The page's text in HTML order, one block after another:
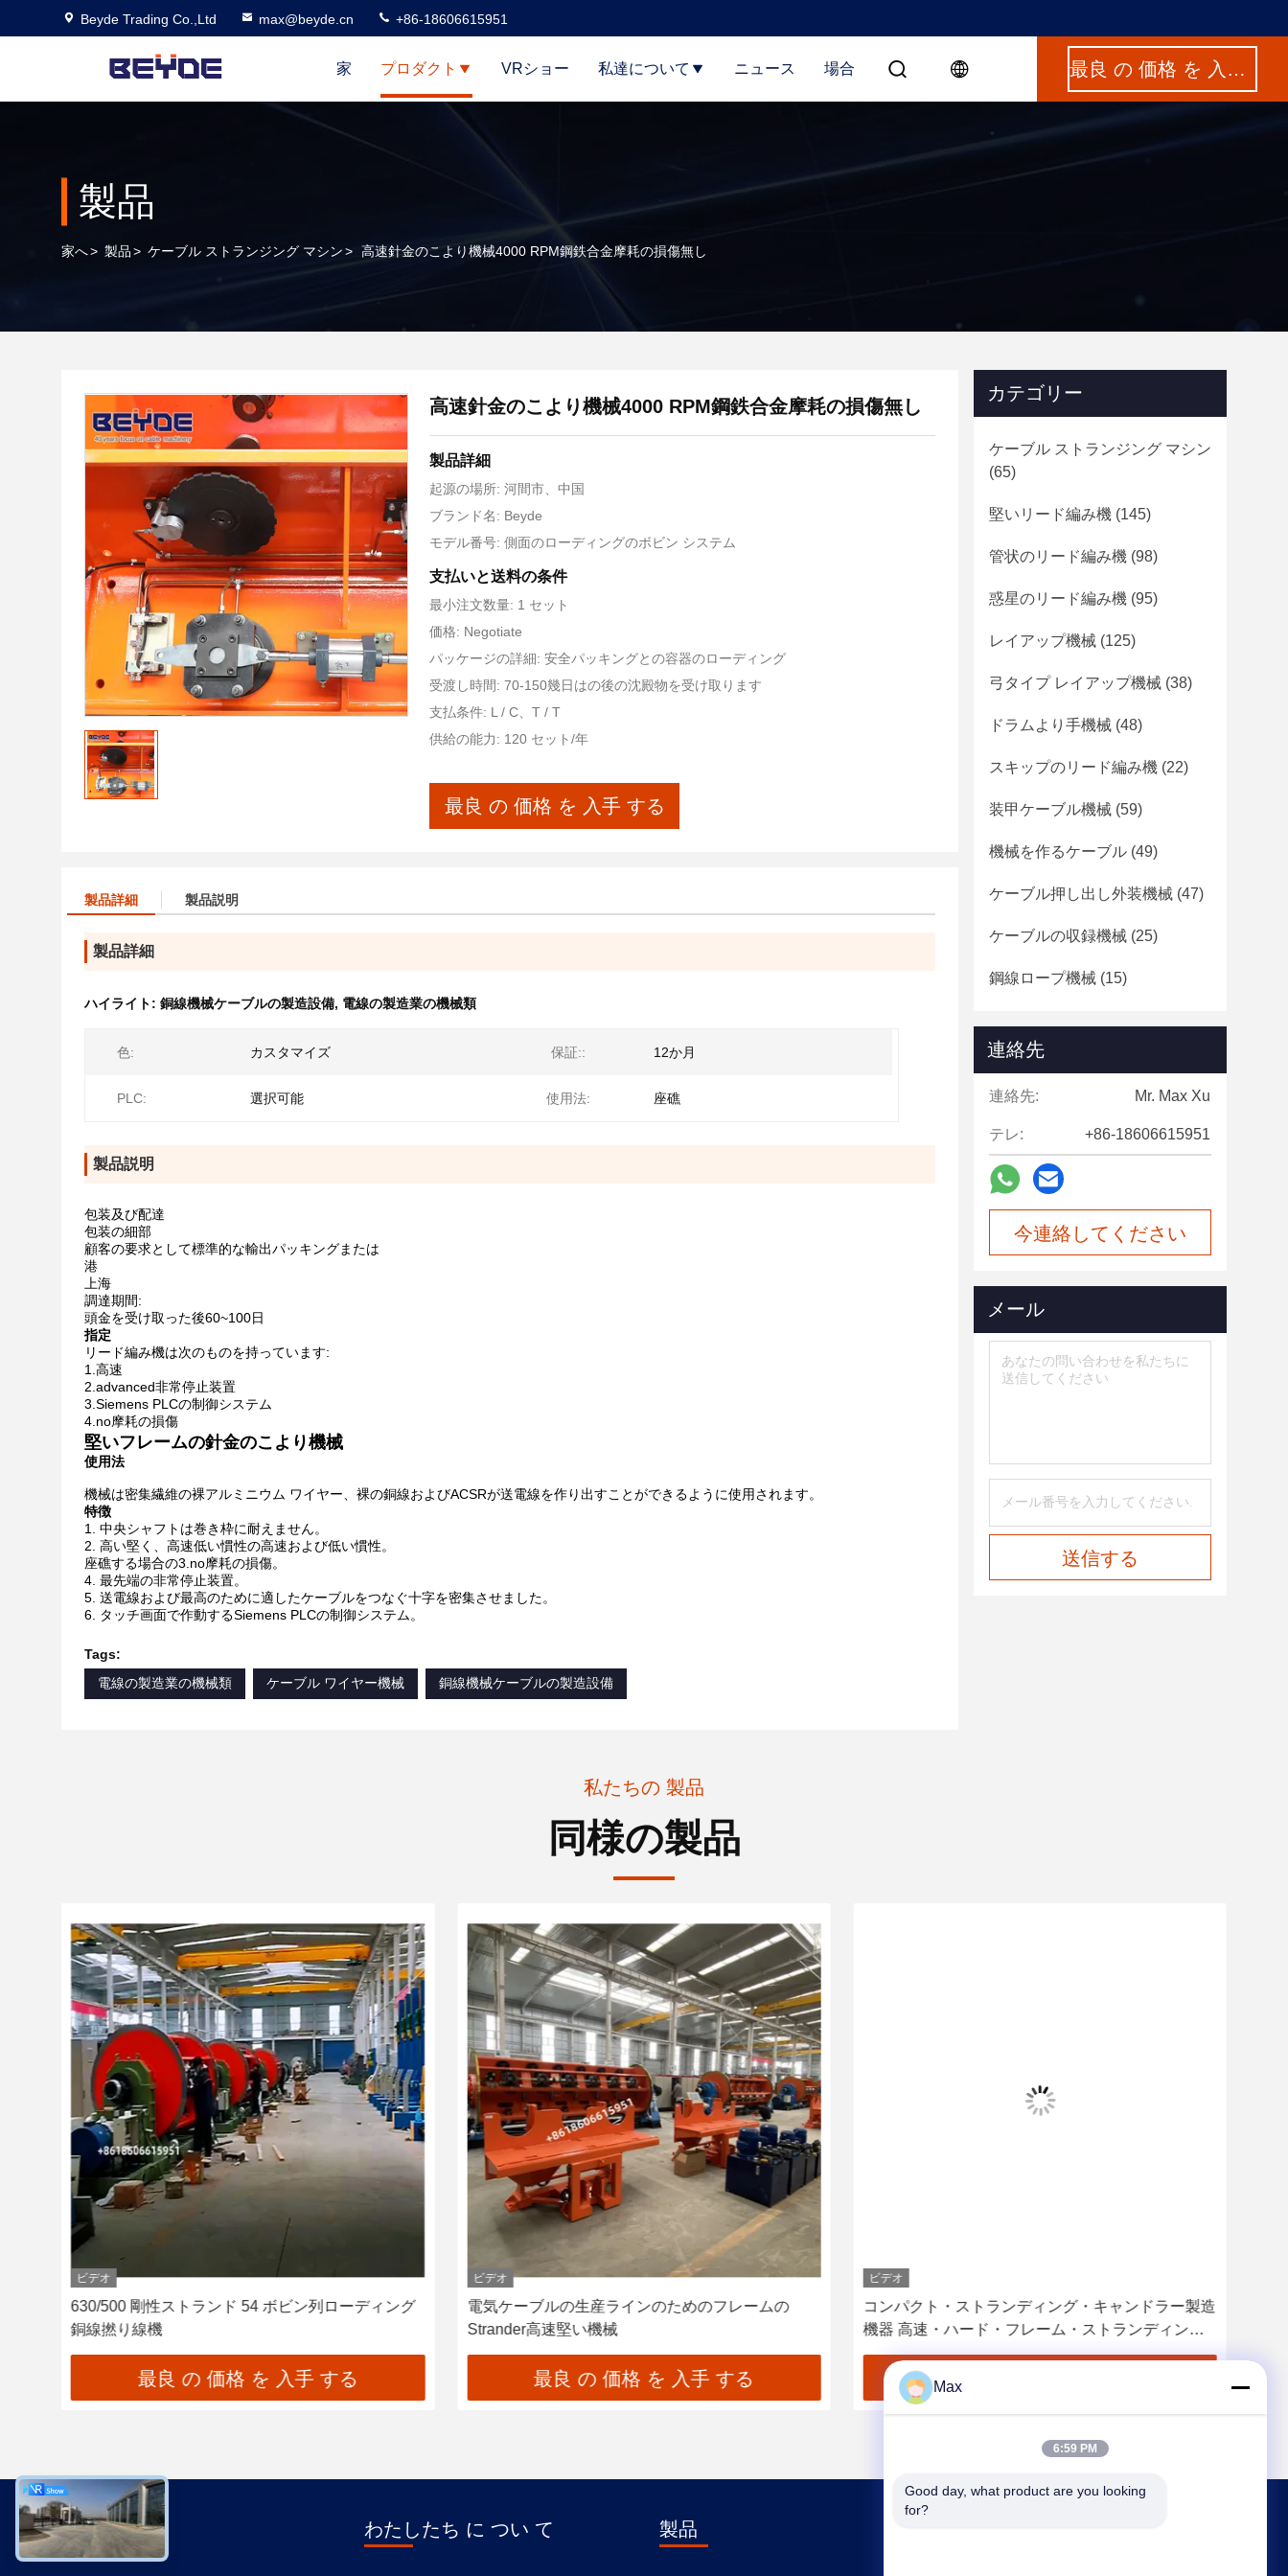
Beyde Trading Co.,Ltd max@beyde.cn +86-18606615951
家 プロダクト VRショー 私達について ニュース 場合 最良 の 価格 を 入手 する
製品
家へ> 製品> ケーブル ストランジング マシン> 高速針金のこより機械4000 RPM鋼鉄合金摩耗の損傷無し
高速針金のこより機械4000 RPM鋼鉄合金摩耗の損傷無し
製品詳細
起源の場所: 河間市、中国
ブランド名: Beyde
モデル番号: 側面のローディングのボビン システム
支払いと送料の条件
最小注文数量: 1 セット
価格: Negotiate
パッケージの詳細: 安全パッキングとの容器のローディング
受渡し時間: 70-150幾日はの後の沈殿物を受け取ります
支払条件: L / C、T / T
供給の能力: 120 セット/年
最良 の 価格 を 入手 する
製品詳細 製品説明
製品詳細
ハイライト: 銅線機械ケーブルの製造設備, 電線の製造業の機械類
色: カスタマイズ 保証:: 12か月
PLC: 選択可能 使用法: 座礁
製品説明
包装及び配達
包装の細部
顧客の要求として標準的な輸出パッキングまたは
港
上海
調達期間:
頭金を受け取った後60~100日
指定
リード編み機は次のものを持っています:
1.高速
2.advanced非常停止装置
3.Siemens PLCの制御システム
4.no摩耗の損傷
堅いフレームの針金のこより機械
使用法
機械は密集繊維の裸アルミニウム ワイヤー、裸の銅線およびACSRが送電線を作り出すことができるように使用されます。
特徴
1. 中央シャフトは巻き枠に耐えません。
2. 高い堅く、高速低い慣性の高速および低い慣性。
座礁する場合の3.no摩耗の損傷。
4. 最先端の非常停止装置。
5. 送電線および最高のために適したケーブルをつなぐ十字を密集させました。
6. タッチ画面で作動するSiemens PLCの制御システム。
Tags:
電線の製造業の機械類
ケーブル ワイヤー機械 銅線機械ケーブルの製造設備
カテゴリー
ケーブル ストランジング マシン
(65)
堅いリード編み機 (145)
管状のリード編み機 (98)
惑星のリード編み機 (95)
レイアップ機械 (125)
弓タイプ レイアップ機械 (38)
ドラムより手機械 (48)
スキップのリード編み機 (22)
装甲ケーブル機械 (59)
機械を作るケーブル (49)
ケーブル押し出し外装機械 (47)
ケーブルの収録機械 (25)
鋼線ロープ機械 (15)
連絡先
連絡先: Mr. Max Xu
テレ: +86-18606615951
今連絡してください
メール
送信する
私たちの 製品
同様の製品
ビデオ
630/500 剛性ストランド 54 ボビン列ローディング
銅線撚り線機
最良 の 価格 を 入手 する
ビデオ
電気ケーブルの生産ラインのためのフレームの
Strander高速堅い機械
最良 の 価格 を 入手 する
ビデオ
コンパクト・ストランディング・キャンドラー製造
機器 高速・ハード・フレーム・ストランディン
グ・マシン
最良 の 価格 を 入手 する
わたしたち に つい て 製品
Max
6:59 PM
Good day, what product are you looking
for?